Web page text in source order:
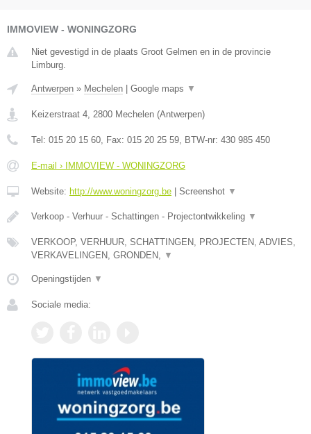
IMMOVIEW - WONINGZORG
Niet gevestigd in de plaats Groot Gelmen en in de provincie
Limburg.
Antwerpen » Mechelen Google maps ▼
Keizerstraat 4 2800 Mechelen (Antwerpen)
Tel: 015 20 15 60 , Fax: 015 20 25 59 , BTW-nr: 430 985 450
E-mail › IMMOVIEW - WONINGZORG
Website: http://www.woningzorg.be Screenshot ▼
Verkoop - Verhuur - Schattingen - Projectontwikkeling ▼
VERKOOP, VERHUUR, SCHATTINGEN, PROJECTEN, ADVIES,
VERKAVELINGEN, GRONDEN,
▼
Openingstijden ▼
Sociale media: